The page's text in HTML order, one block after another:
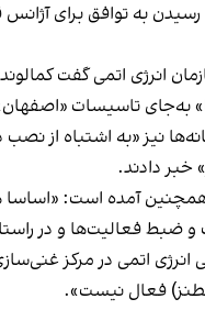
رسیدن به توافق برای
انرژی اتمی گفت
به‌جای تاسیسات «اصفهان»
نیز «به اشتباه از نصب
خبر دادند.
همچنین آمده است: «اساسا
و ضبط فعالیت‌ها و در
انرژی اتمی در مرکز
فعال نیست».